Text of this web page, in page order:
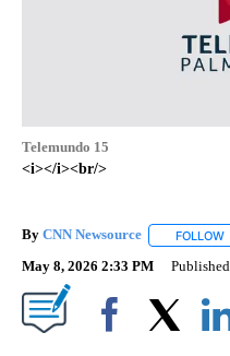
Telemundo 15
<i></i><br/>
By CNN Newsource FOLLOW
May 8, 2026 2:33 PM Published